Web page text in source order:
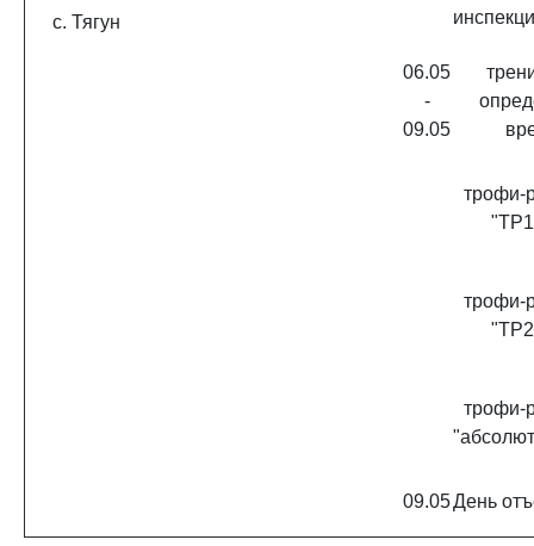
с. Тягун
06.05
-
09.05
трофи-
трофи-
трофи-
09.05День